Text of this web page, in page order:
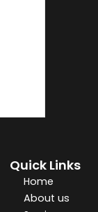
Quick Links
Home
About us